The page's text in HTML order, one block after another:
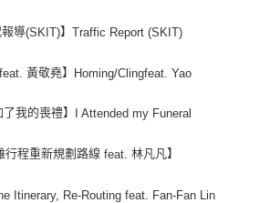
報導(SKIT)】 Traffic Report (SKIT)
feat. 黃敬堯】 Homing/Clingfeat. Yao
了我的喪禮】 I Attended my Funeral
行程重新規劃路線 feat. 林凡凡】
Itinerary, Re-Routing feat. Fan-Fan Lin